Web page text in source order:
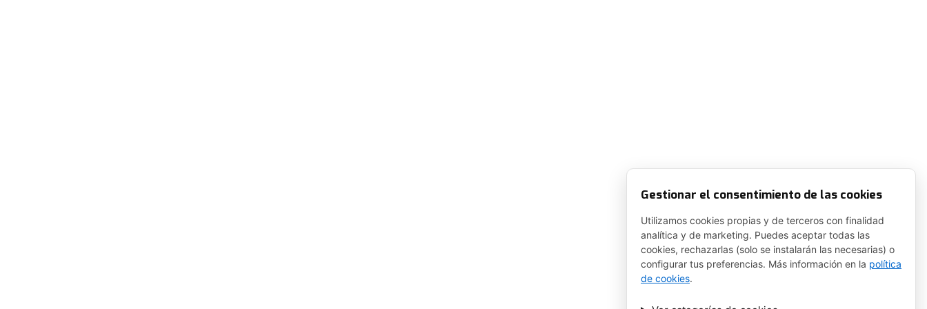
Gestionar el consentimiento de las cookies
Utilizamos cookies propias y de terceros con finalidad
analítica y de marketing. Puedes aceptar todas las
cookies, rechazarlas (solo se instalarán las necesarias) o
configurar tus preferencias. Más información en la política
de cookies.